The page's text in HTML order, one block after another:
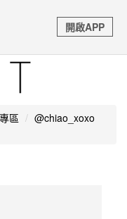
如接到請立即掛斷或撥打
區
@chiao_xoxo
開啟APP